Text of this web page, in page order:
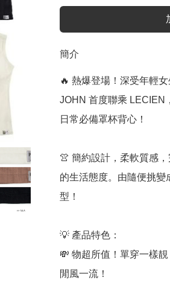
簡介
🔥 熱爆登場！深受年輕
JOHN 首度聯乘 LECIEN
日常必備罩杯背心！
👚 簡約設計，柔軟質感
的生活態度。由隨便挑
型！
💡 產品特色：
💸 物超所值！單穿一樣
閒風一流！